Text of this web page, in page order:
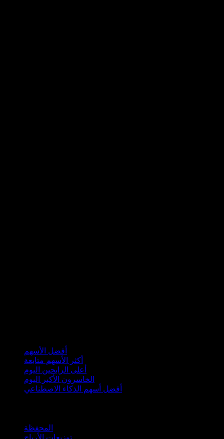
أفضل الأسهم
أكثر الأسهم متابعة
أعلى الرابحين اليوم
الخاسرون الأكبر اليوم
أفضل أسهم الذكاء الاصطناعي
المحفظة